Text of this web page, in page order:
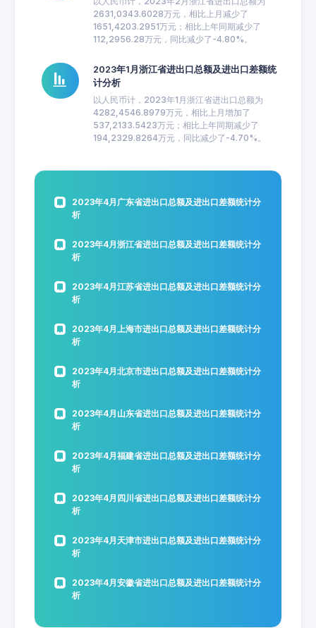
2631,0343.6028万元，相比上月减少了
1651,4203.2951万元；相比上年同期减少了
112,2956.28万元，同比减少了-4.80%。
2023年1月浙江省进出口总额及进出口差额统
计分析
以人民币计，2023年1月浙江省进出口总额为
4282,4546.8979万元，相比上月增加了
537,2133.5423万元；相比上年同期减少了
194,2329.8264万元，同比减少了-4.70%。
2023年4月广东省进出口总额及进出口差额统计分
析
2023年4月浙江省进出口总额及进出口差额统计分
析
2023年4月江苏省进出口总额及进出口差额统计分
析
2023年4月上海市进出口总额及进出口差额统计分
析
2023年4月北京市进出口总额及进出口差额统计分
析
2023年4月山东省进出口总额及进出口差额统计分
析
2023年4月福建省进出口总额及进出口差额统计分
析
2023年4月四川省进出口总额及进出口差额统计分
析
2023年4月天津市进出口总额及进出口差额统计分
析
2023年4月安徽省进出口总额及进出口差额统计分
析